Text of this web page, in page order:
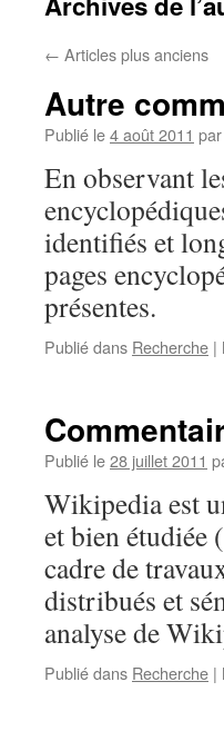
← Articles plus anciens
Autre
Publié le4 août 2011 par
En observant
identifiés et
pages
présentes.
Publié dans Recherche |
Publié le28 juillet 2011
Wikipedia est
et bien étudiée
cadre de
distribués et
analyse de
Publié dans Recherche |